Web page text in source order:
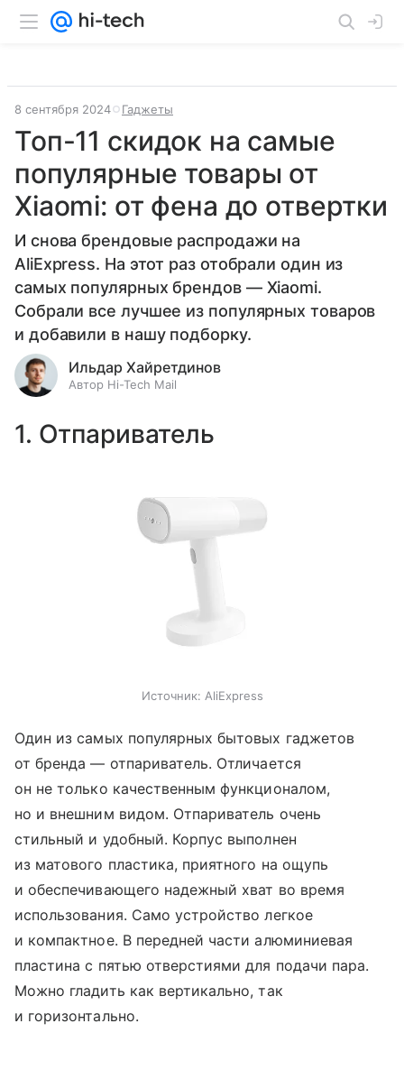
8 сентября 2024 Гаджеты
Топ-11 скидок на самые
популярные товары от
Xiaomi: от фена до отвертки
И снова брендовые распродажи на
AliExpress. На этот раз отобрали один из
самых популярных брендов — Xiaomi.
Собрали все лучшее из популярных товаров
и добавили в нашу подборку.
Ильдар Хайретдинов
Автор Hi-Tech Mail
1. Отпариватель
Источник: AliExpress
Один из самых популярных бытовых гаджетов
от бренда — отпариватель. Отличается
он не только качественным функционалом,
но и внешним видом. Отпариватель очень
стильный и удобный. Корпус выполнен
из матового пластика, приятного на ощупь
и обеспечивающего надежный хват во время
использования. Само устройство легкое
и компактное. В передней части алюминиевая
пластина с пятью отверстиями для подачи пара.
Можно гладить как вертикально, так
и горизонтально.